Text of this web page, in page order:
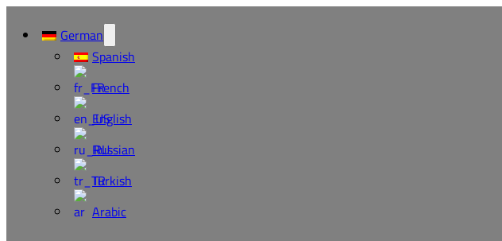
German
Spanish
French
English
Russian
Turkish
Arabic